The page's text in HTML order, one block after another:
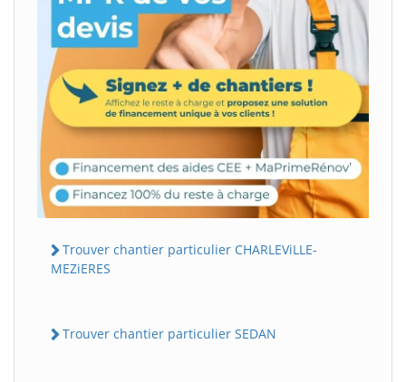
Trouver chantier particulier CHARLEViLLE-
MEZiERES
Trouver chantier particulier SEDAN